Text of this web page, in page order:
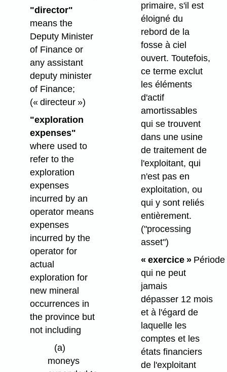
"director"
means the
Deputy Minister
of Finance or
any assistant
deputy minister
of Finance;
(« directeur »)
"exploration
expenses"
where used to
refer to the
exploration
expenses
incurred by an
operator means
expenses
incurred by the
operator for
actual
exploration for
new mineral
occurrences in
the province but
not including
(a)
moneys
primaire, s'il est
éloigné du
rebord de la
fosse à ciel
ouvert. Toutefois,
ce terme exclut
les éléments
d'actif
amortissables
qui se trouvent
dans une usine
de traitement de
l'exploitant, qui
n'est pas en
exploitation, ou
qui y sont reliés
entièrement.
("processing
asset")
« exercice »Période
qui ne peut
jamais
dépasser 12 mois
et à l'égard de
laquelle les
comptes et les
états financiers
de l'exploitant